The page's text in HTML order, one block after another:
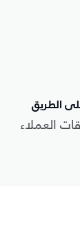
الطريق
العملاء